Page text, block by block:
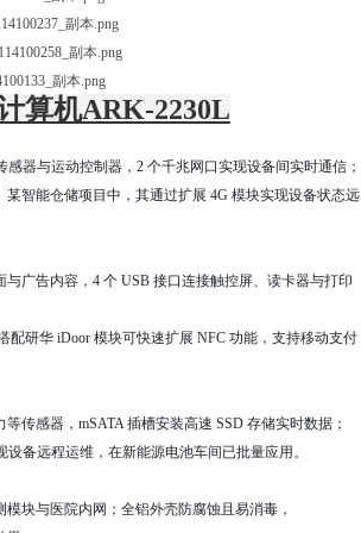
算机ARK-2230L
器与运动控制器，2 个千兆网口实现设备间实时通信；
智能仓储项目中，其通过扩展 4G 模块实现设备状态远
广告内容，4 个 USB 接口连接触控屏、读卡器与打印
研华 iDoor 模块可快速扩展 NFC 功能，支持移动支付
传感器，mSATA 插槽安装高速 SSD 存储实时数据；
备远程运维，在新能源电池车间已批量应用。
块与医院内网；全铝外壳防腐蚀且易消毒，